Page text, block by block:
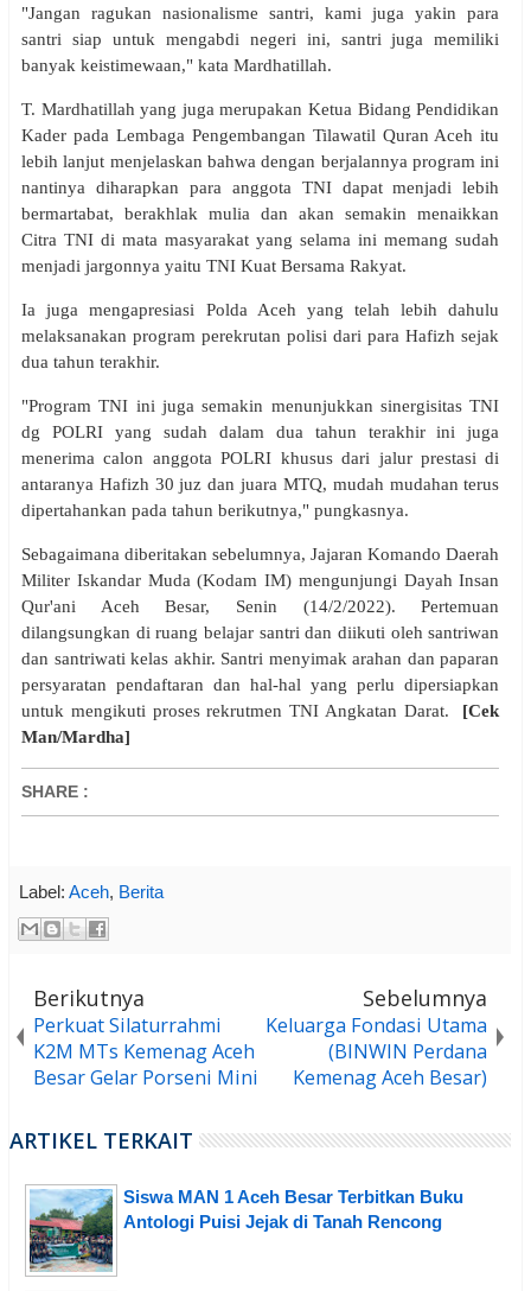
"Jangan ragukan nasionalisme santri, kami juga yakin para
santri siap untuk mengabdi negeri ini, santri juga memiliki
banyak keistimewaan," kata Mardhatillah.
T. Mardhatillah yang juga merupakan Ketua Bidang Pendidikan
Kader pada Lembaga Pengembangan Tilawatil Quran Aceh itu
lebih lanjut menjelaskan bahwa dengan berjalannya program ini
nantinya diharapkan para anggota TNI dapat menjadi lebih
bermartabat, berakhlak mulia dan akan semakin menaikkan
Citra TNI di mata masyarakat yang selama ini memang sudah
menjadi jargonnya yaitu TNI Kuat Bersama Rakyat.
Ia juga mengapresiasi Polda Aceh yang telah lebih dahulu
melaksanakan program perekrutan polisi dari para Hafizh sejak
dua tahun terakhir.
"Program TNI ini juga semakin menunjukkan sinergisitas TNI
dg POLRI yang sudah dalam dua tahun terakhir ini juga
menerima calon anggota POLRI khusus dari jalur prestasi di
antaranya Hafizh 30 juz dan juara MTQ, mudah mudahan terus
dipertahankan pada tahun berikutnya," pungkasnya.
Sebagaimana diberitakan sebelumnya, Jajaran Komando Daerah
Militer Iskandar Muda (Kodam IM) mengunjungi Dayah Insan
Qur'ani Aceh Besar, Senin (14/2/2022). Pertemuan
dilangsungkan di ruang belajar santri dan diikuti oleh santriwan
dan santriwati kelas akhir. Santri menyimak arahan dan paparan
persyaratan pendaftaran dan hal-hal yang perlu dipersiapkan
untuk mengikuti proses rekrutmen TNI Angkatan Darat. [Cek
Man/Mardha]
SHARE :
Label: Aceh, Berita
Berikutnya
Perkuat Silaturrahmi
K2M MTs Kemenag Aceh
Besar Gelar Porseni Mini
Sebelumnya
Keluarga Fondasi Utama
(BINWIN Perdana
Kemenag Aceh Besar)
ARTIKEL TERKAIT
Siswa MAN 1 Aceh Besar Terbitkan Buku
Antologi Puisi Jejak di Tanah Rencong